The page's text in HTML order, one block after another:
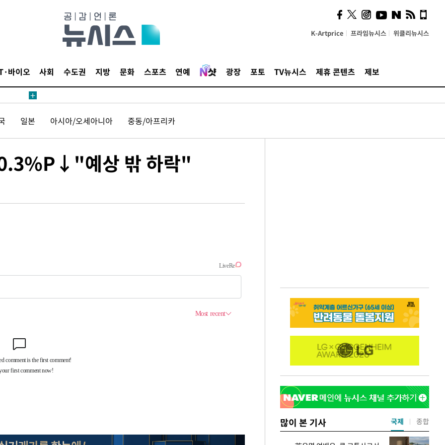
K-Artprice 프라임뉴시스 위클리뉴시스
바이오 사회 수도권 지방 문화 스포츠 연예 광장 포토 TV뉴시스 제휴 콘텐츠 제보
일본 아시아/오세아니아 중동/아프리카
예상 밖 하락"
많이 본 기사 국제 종합